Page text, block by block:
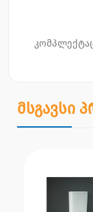
მსგავსი